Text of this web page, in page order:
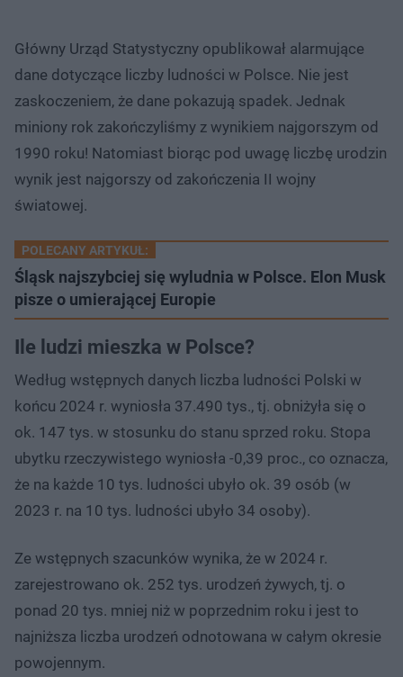
Główny Urząd Statystyczny opublikował alarmujące
dane dotyczące liczby ludności w Polsce. Nie jest
zaskoczeniem, że dane pokazują spadek. Jednak
miniony rok zakończyliśmy z wynikiem najgorszym od
1990 roku! Natomiast biorąc pod uwagę liczbę urodzin
wynik jest najgorszy od zakończenia II wojny
światowej.
POLECANY ARTYKUŁ:
Śląsk najszybciej się wyludnia w Polsce. Elon Musk
pisze o umierającej Europie
Ile ludzi mieszka w Polsce?
Według wstępnych danych liczba ludności Polski w
końcu 2024 r. wyniosła 37.490 tys., tj. obniżyła się o
ok. 147 tys. w stosunku do stanu sprzed roku. Stopa
ubytku rzeczywistego wyniosła -0,39 proc., co oznacza,
że na każde 10 tys. ludności ubyło ok. 39 osób (w
2023 r. na 10 tys. ludności ubyło 34 osoby).
Ze wstępnych szacunków wynika, że w 2024 r.
zarejestrowano ok. 252 tys. urodzeń żywych, tj. o
ponad 20 tys. mniej niż w poprzednim roku i jest to
najniższa liczba urodzeń odnotowana w całym okresie
powojennym.